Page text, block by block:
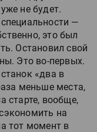
не будет.
—
это был
Остановил свой
Это во-первых.
«два в
меньше места,
старте, вообще,
на
тот момент в